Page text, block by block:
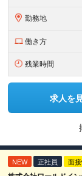
勤務地
働き方
残業時間
求人を
NEW 正社員 面